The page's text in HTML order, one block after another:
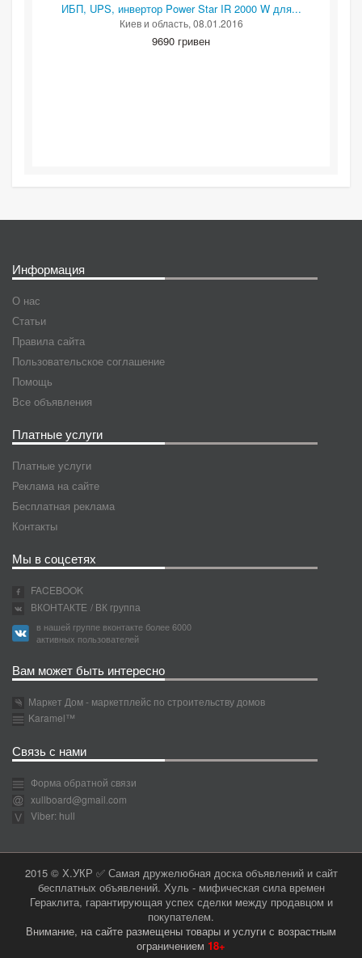
ИБП, UPS, инвертор Power Star IR 2000 W для...
Киев и область, 08.01.2016
9690 гривен
Информация
О нас
Статьи
Правила сайта
Пользовательское соглашение
Помощь
Все объявления
Платные услуги
Платные услуги
Реклама на сайте
Бесплатная реклама
Контакты
Мы в соцсетях
FACEBOOK
ВКОНТАКТЕ / ВК группа
в нашей группе вконтакте более 6000
активных пользователей
Вам может быть интересно
Маркет Дом - маркетплейс по строительству домов
Karamel™
Связь с нами
Форма обратной связи
xullboard@gmail.com
Viber: hull
2015 © Х.УКР ✅ Самая дружелюбная доска объявлений и сайт
бесплатных объявлений. Хуль - мифическая сила времен
Гераклита, гарантирующая успех сделки между продавцом и
покупателем.
Внимание, на сайте размещены товары и услуги с возрастным
ограничением 18+